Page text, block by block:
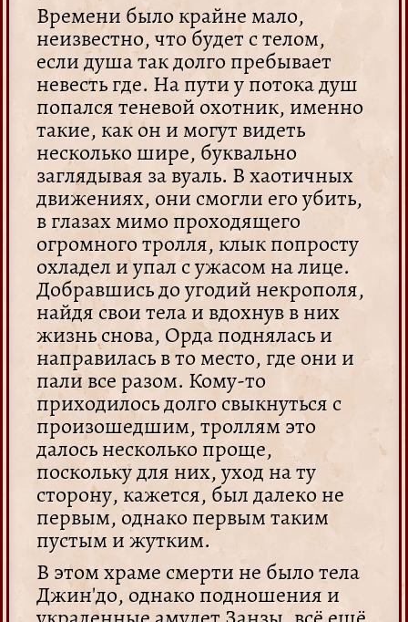
Времени было крайне мало,
неизвестно, что будет с телом,
если душа так долго пребывает
невесть где. На пути у потока душ
попался теневой охотник, именно
такие, как он и могут видеть
несколько шире, буквально
заглядывая за вуаль. В хаотичных
движениях, они смогли его убить,
в глазах мимо проходящего
огромного тролля, клык попросту
охладел и упал с ужасом на лице.
Добравшись до угодий некрополя,
найдя свои тела и вдохнув в них
жизнь снова, Орда поднялась и
направилась в то место, где они и
пали все разом. Кому-то
приходилось долго свыкнуться с
произошедшим, троллям это
далось несколько проще,
поскольку для них, уход на ту
сторону, кажется, был далеко не
первым, однако первым таким
пустым и жутким.
В этом храме смерти не было тела
Джин'до, однако подношения и